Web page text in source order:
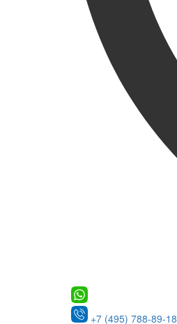
+7 (495) 788-89-18